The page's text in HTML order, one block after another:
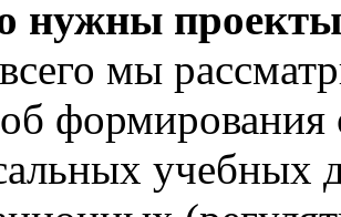
нужны
мы
учебных